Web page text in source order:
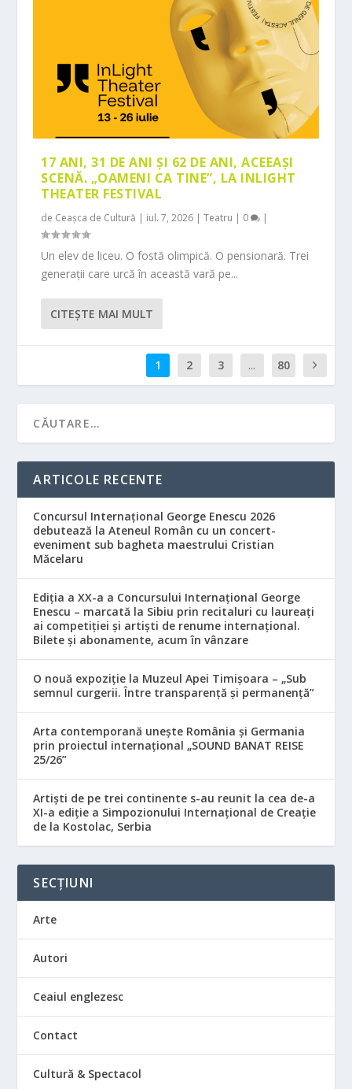
17 ANI, 31 DE ANI ȘI 62 DE ANI, ACEEAȘI
SCENĂ. „OAMENI CA TINE”, LA INLIGHT
THEATER FESTIVAL
de Ceașca de Cultură | iul. 7, 2026 |Teatru | 0 |
Un elev de liceu. O fostă olimpică. O pensionară. Trei
generații care urcă în această vară pe...
CITEŞTE MAI MULT
1 2 3 ... 80
ARTICOLE RECENTE
Concursul Internațional George Enescu 2026
debutează la Ateneul Român cu un concert-
eveniment sub bagheta maestrului Cristian
Măcelaru
Ediția a XX-a a Concursului Internațional George
Enescu – marcată la Sibiu prin recitaluri cu laureați
ai competiției și artiști de renume internațional.
Bilete și abonamente, acum în vânzare
O nouă expoziție la Muzeul Apei Timișoara – „Sub
semnul curgerii. Între transparență și permanență”
Arta contemporană unește România și Germania
prin proiectul internațional „SOUND BANAT REISE
25/26”
Artiști de pe trei continente s-au reunit la cea de-a
XI-a ediție a Simpozionului Internațional de Creație
de la Kostolac, Serbia
SECȚIUNI
Arte
Autori
Ceaiul englezesc
Contact
Cultură & Spectacol